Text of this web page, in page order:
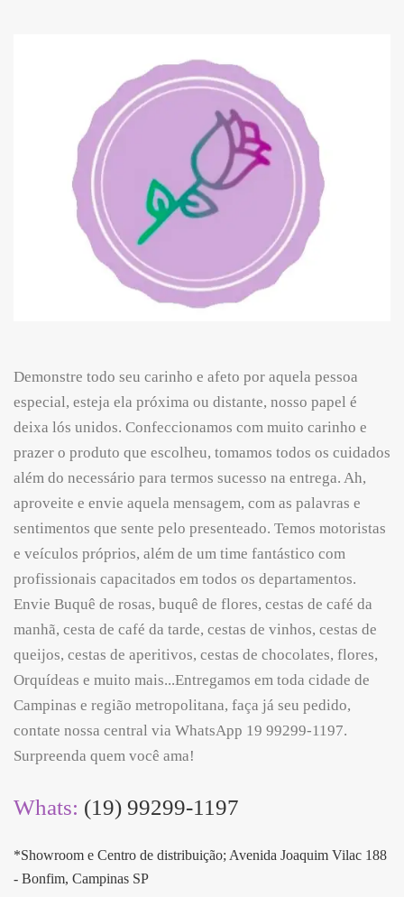
Demonstre todo seu carinho e afeto por aquela pessoa
especial, esteja ela próxima ou distante, nosso papel é
deixa lós unidos. Confeccionamos com muito carinho e
prazer o produto que escolheu, tomamos todos os cuidados
além do necessário para termos sucesso na entrega. Ah,
aproveite e envie aquela mensagem, com as palavras e
sentimentos que sente pelo presenteado. Temos motoristas
e veículos próprios, além de um time fantástico com
profissionais capacitados em todos os departamentos.
Envie Buquê de rosas, buquê de flores, cestas de café da
manhã, cesta de café da tarde, cestas de vinhos, cestas de
queijos, cestas de aperitivos, cestas de chocolates, flores,
Orquídeas e muito mais...Entregamos em toda cidade de
Campinas e região metropolitana, faça já seu pedido,
contate nossa central via WhatsApp 19 99299-1197.
Surpreenda quem você ama!
Whats: (19) 99299-1197
*Showroom e Centro de distribuição; Avenida Joaquim Vilac 188
- Bonfim, Campinas SP